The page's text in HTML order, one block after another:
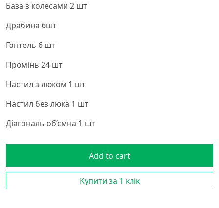
База з колесами 2 шт
Драбина 6шт
Гантель 6 шт
Промінь 24 шт
Настил з люком 1 шт
Настил без люка 1 шт
Діагональ об’ємна 1 шт
Add to cart
Купити за 1 клiк